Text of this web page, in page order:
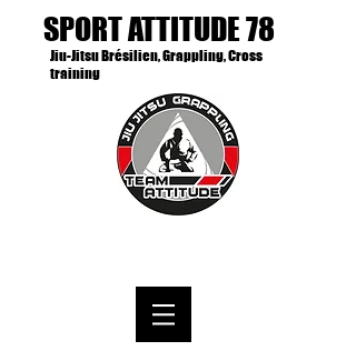
SPORT ATTITUDE 78
Jiu-Jitsu Brésilien, Grappling, Cross
training